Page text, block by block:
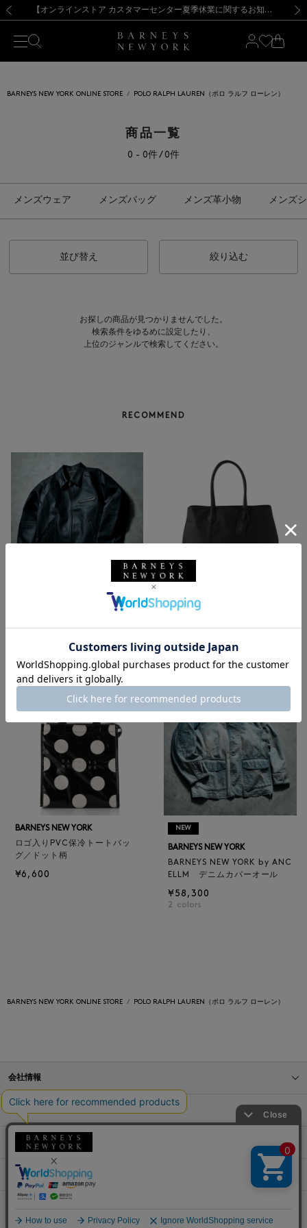
新規登録のお客様も対象！＜MY BARNEYS＞会員のお客様は11,000円（税込）以上のお買上げで常時送料無料！お買い物の際は会員登録を！
【夏季休業に伴う出荷一時停止のお知らせ】(2026.8.7) 【オンラインストア カスタマーセンター夏季休業に関するお知らせ】（2026.8.7）
【夏季休業に伴う返品・交換承り一時停止のお知らせ】（2026.8.5）
熊本県を中心とした地震の影響によるお荷物のお届けについて
【開催中】SUMMER SALEのご案内・ご注意事項 新規登録のお客様も対象！＜MY BARNEYS＞会員のお客様は11,000円（税込）以上のお買上げで常時送料無料！お買い物の際は会員登録を！
【夏季休業に伴う出荷一時停止のお知らせ】(2026.8.7)
BARNEYS NEW YORK ONLINE STORE POLO RALPH LAUREN（ポロ ラルフ ローレン）
商品一覧
0 - 0件 / 0件
メンズウェア メンズバッグ メンズ革小物 メンズ
並び替え 絞り込む
お探しの商品が見つかりませんでした。
検索条件をゆるめに設定したり、
上位のジャンルで検索してください。
RECOMMEND
ELLM ホースレザーブルゾン
¥165,000
BARNEYS NEW YORK
レザートートバッグ（M）
¥47,300
colors
BARNEYS NEW YORK
ロゴ入りPVC保冷トートバッ
グ／ドット柄
¥6,600
NEW
BARNEYS NEW YORK
BARNEYS NEW YORK by ANC
ELLM デニムカバーオール
¥58,300
2 colors
BARNEYS NEW YORK ONLINE STORE POLO RALPH LAUREN（ポロ ラルフ ローレン）
会社情報
オンラインストアショッピングガイド
店舗情報
サービス